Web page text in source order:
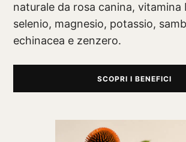
naturale da rosa canina, vitamina
selenio, magnesio, potassio,
echinacea e zenzero.
SCOPRI I BENEFICI